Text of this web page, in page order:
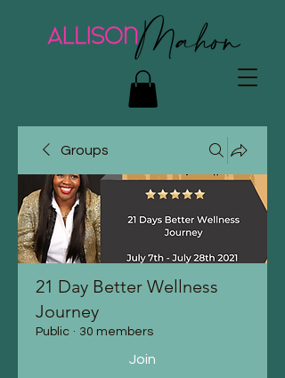
Groups
21 Day Better Wellness
Journey
Public · 30 members
Join